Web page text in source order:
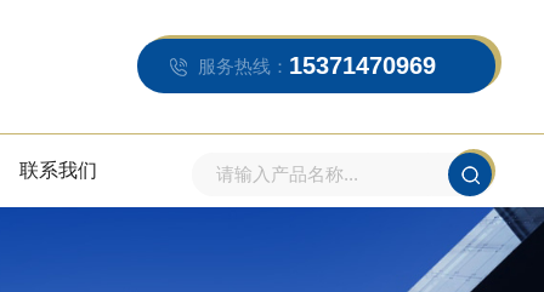
服务热线： 15371470969
联系我们